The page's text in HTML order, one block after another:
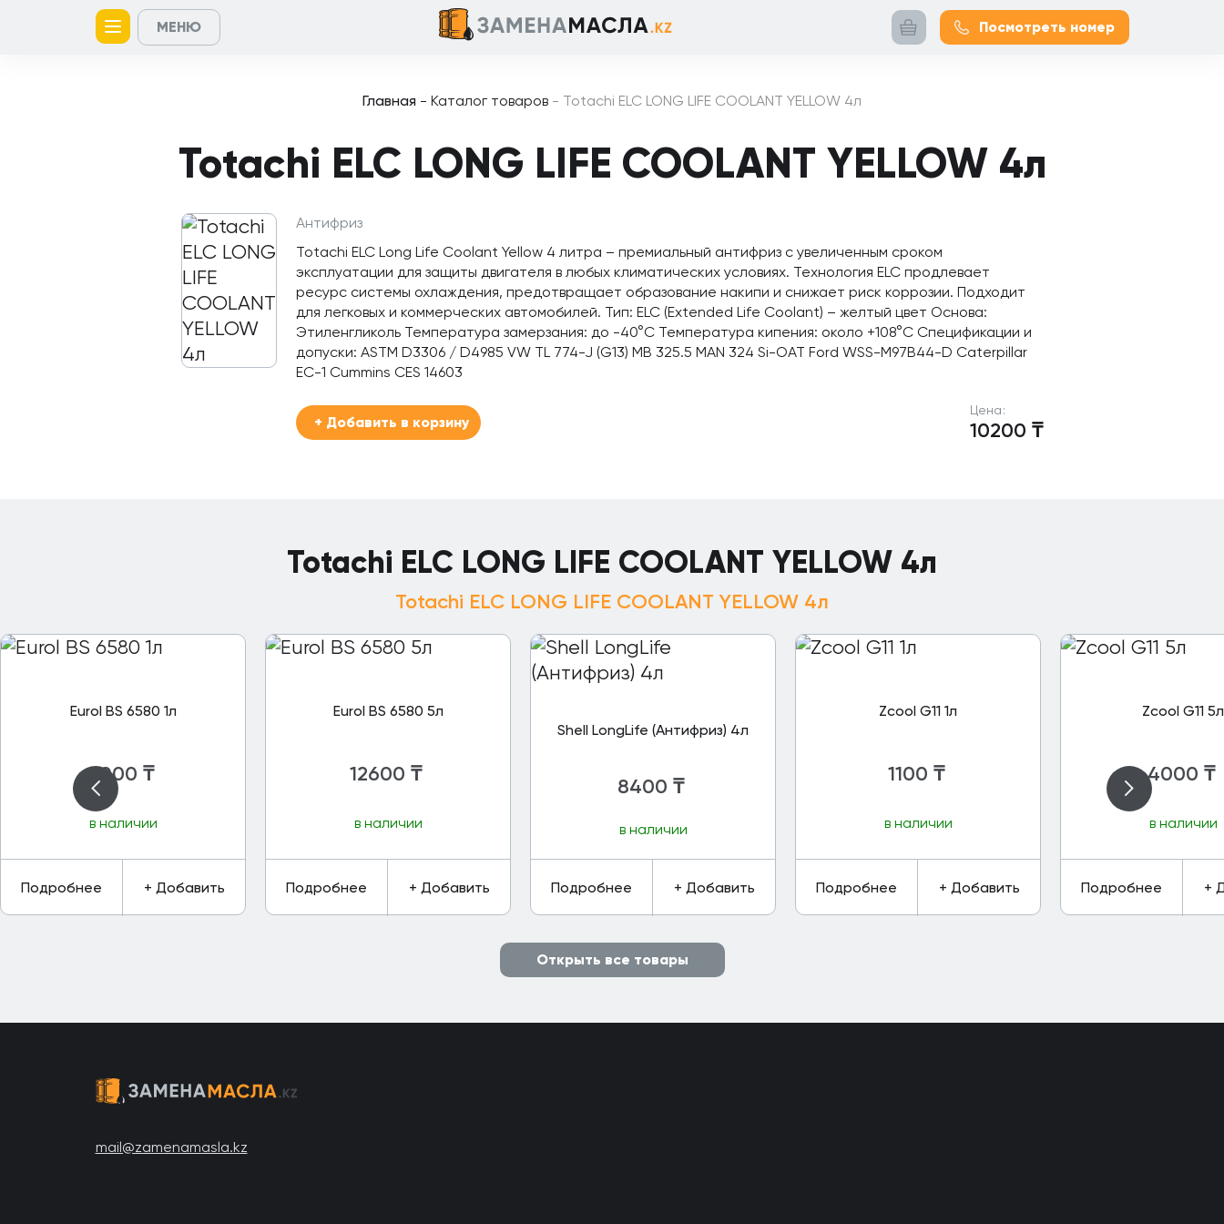
Главная - Каталог товаров - Totachi ELC LONG LIFE COOLANT YELLOW 4л
МЕНЮ Посмотреть номер
Totachi ELC LONG LIFE COOLANT YELLOW 4л
Антифриз
Totachi ELC Long Life Coolant Yellow 4 литра – премиальный антифриз с увеличенным сроком
эксплуатации для защиты двигателя в любых климатических условиях. Технология ELC продлевает
ресурс системы охлаждения, предотвращает образование накипи и снижает риск коррозии. Подходит
для легковых и коммерческих автомобилей. Тип: ELC (Extended Life Coolant) – желтый цвет Основа:
Этиленгликоль Температура замерзания: до -40°C Температура кипения: около +108°C Спецификации и
допуски: ASTM D3306 / D4985 VW TL 774-J (G13) MB 325.5 MAN 324 Si-OAT Ford WSS-M97B44-D Caterpillar
EC-1 Cummins CES 14603
Цена:
10200 ₸
+ Добавить в корзину
Totachi ELC LONG LIFE COOLANT YELLOW 4л
Totachi ELC LONG LIFE COOLANT YELLOW 4л
Eurol BS 6580 1л
3000 ₸
в наличии
Подробнее + Добавить
Eurol BS 6580 5л
12600 ₸
в наличии
Подробнее + Добавить
Shell LongLife (Антифриз) 4л
8400 ₸
в наличии
Подробнее + Добавить
Zcool G11 1л
1100 ₸
в наличии
Подробнее + Добавить
Zcool G11 5л
4000 ₸
в наличии
Подробнее +
Открыть все товары
mail@zamenamasla.kz